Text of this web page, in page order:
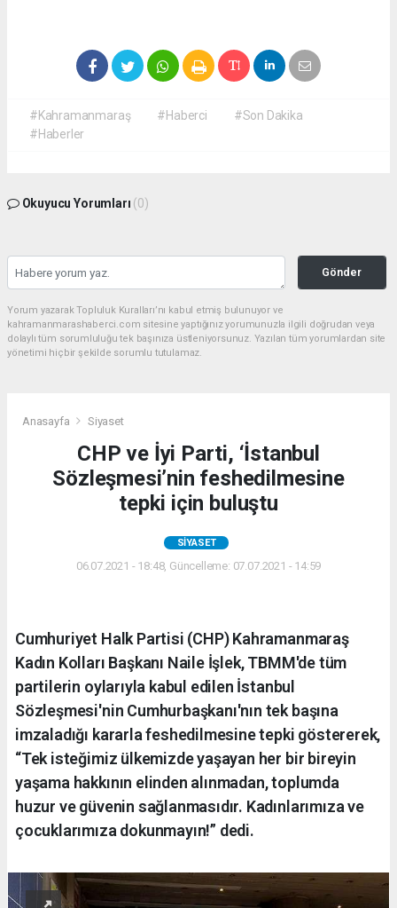
#Kahramanmaraş #Haberci
#Son Dakika
#Haberler
Okuyucu Yorumları (0)
Gönder
Yorum yazarak Topluluk Kuralları’nı kabul etmiş bulunuyor ve
kahramanmarashaberci.com sitesine yaptığınız yorumunuzla ilgili doğrudan veya
dolaylı tüm sorumluluğu tek başınıza üstleniyorsunuz. Yazılan tüm yorumlardan site
yönetimi hiçbir şekilde sorumlu tutulamaz.
Anasayfa Siyaset
CHP ve İyi Parti, ‘İstanbul
Sözleşmesi’nin feshedilmesine
tepki için buluştu
SIYASET
06.07.2021 - 18:48, Güncelleme: 07.07.2021 - 14:59
Cumhuriyet Halk Partisi (CHP) Kahramanmaraş
Kadın Kolları Başkanı Naile İşlek, TBMM'de tüm
partilerin oylarıyla kabul edilen İstanbul
Sözleşmesi'nin Cumhurbaşkanı'nın tek başına
imzaladığı kararla feshedilmesine tepki göstererek,
“Tek isteğimiz ülkemizde yaşayan her bir bireyin
yaşama hakkının elinden alınmadan, toplumda
huzur ve güvenin sağlanmasıdır. Kadınlarımıza ve
çocuklarımıza dokunmayın!” dedi.